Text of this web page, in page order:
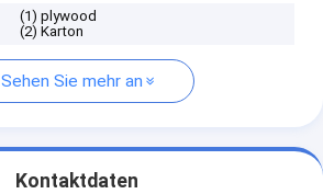
(1) plywood
(2) Karton
Sehen Sie mehr an
Kontaktdaten